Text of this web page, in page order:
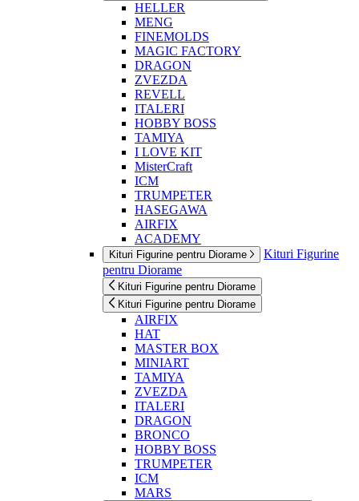
HELLER
MENG
FINEMOLDS
MAGIC FACTORY
DRAGON
ZVEZDA
REVELL
ITALERI
HOBBY BOSS
TAMIYA
I LOVE KIT
MisterCraft
ICM
TRUMPETER
HASEGAWA
AIRFIX
ACADEMY
Kituri Figurine pentru Diorame
Kituri Figurine
pentru Diorame
Kituri Figurine pentru Diorame
Kituri Figurine pentru Diorame
AIRFIX
HAT
MASTER BOX
MINIART
TAMIYA
ZVEZDA
ITALERI
DRAGON
BRONCO
HOBBY BOSS
TRUMPETER
ICM
MARS